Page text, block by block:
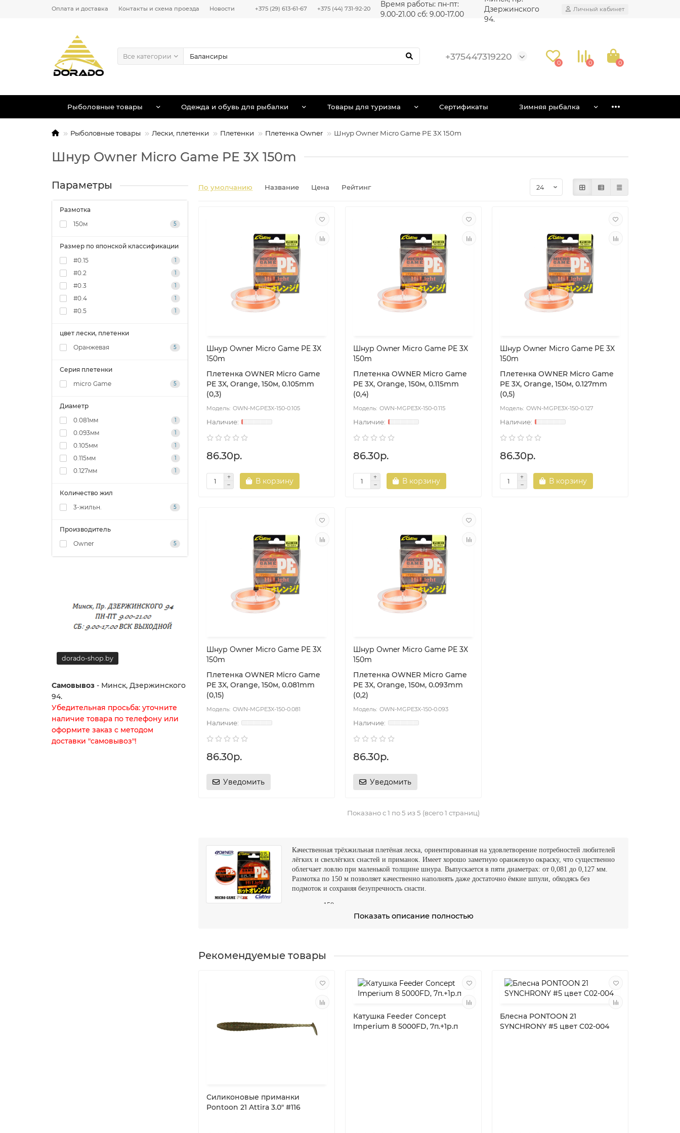
Оплата и доставка Контакты и схема проезда Новости +375 (29) 613-61-67 +375 (44) 731-92-20
Время работы: пн-пт:
9.00-21.00 сб: 9.00-17.00
Дзержинского
94.
Личный кабинет
Все категории +375447319220
0 0 0
Рыболовные товары Одежда и обувь для рыбалки Товары для туризма Сертификаты Зимняя рыбалка
Рыболовные товары Лески, плетенки Плетенки Плетенка Owner Шнур Owner Micro Game PE 3X 150m
Шнур Owner Micro Game PE 3X 150m
Параметры
Размотка
150м
5
Размер по японской классификации
#0.15
1
#0.2 1
#0.3 1
#0.4 1
#0.5 1
цвет лески, плетенки
Оранжевая
5
Серия плетенки
micro Game
5
Диаметр
0.081мм
1
0.093мм 1
0.105мм 1
0.115мм 1
0.127мм 1
Количество жил
3-жильн.
5
Производитель
Owner
5
dorado-shop.by dorado-shop.by dorado-shop.by
Самовывоз - Минск, Дзержинского
94.
Убедительная просьба: уточните
наличие товара по телефону или
оформите заказ с методом
доставки "самовывоз"!
По умолчанию Название Цена Рейтинг
Шнур Owner Micro Game PE 3X
150m
Плетенка OWNER Micro Game
PE 3X, Orange, 150м, 0.105mm
(0,3)
OWN-MGPE3X-150-0.105
86.30р.
В корзину
Шнур Owner Micro Game PE 3X
150m
Плетенка OWNER Micro Game
PE 3X, Orange, 150м, 0.115mm
(0,4)
OWN-MGPE3X-150-0.115
86.30р.
В корзину
Шнур Owner Micro Game PE 3X
150m
Плетенка OWNER Micro Game
PE 3X, Orange, 150м, 0.127mm
(0,5)
OWN-MGPE3X-150-0.127
86.30р.
В корзину
Шнур Owner Micro Game PE 3X
150m
Плетенка OWNER Micro Game
PE 3X, Orange, 150м, 0.081mm
(0,15)
OWN-MGPE3X-150-0.081
86.30р.
Уведомить
Шнур Owner Micro Game PE 3X
150m
Плетенка OWNER Micro Game
PE 3X, Orange, 150м, 0.093mm
(0,2)
OWN-MGPE3X-150-0.093
86.30р.
Уведомить
Показано с 1 по 5 из 5 (всего 1 страниц)
Качественная трёхжильная плетёная леска, ориентированная на удовлетворение потребностей любителей
лёгких и свехлёгких снастей и приманок. Имеет хорошо заметную оранжевую окраску, что существенно
облегчает ловлю при маленькой толщине шнура. Выпускается в пяти диаметрах: от 0,081 до 0,127 мм.
Размотка по 150 м позволяет качественно наполнять даже достаточно ёмкие шпули, обходясь без
подмоток и сохраняя безупречность снасти.
размотка: 150 м
Показать описание полностью
Рекомендуемые товары
Силиконовые приманки
Pontoon 21 Attira 3.0" #116
Катушка Feeder Concept
Imperium 8 5000FD, 7п.+1р.п
Блесна PONTOON 21
SYNCHRONY #5 цвет C02-004